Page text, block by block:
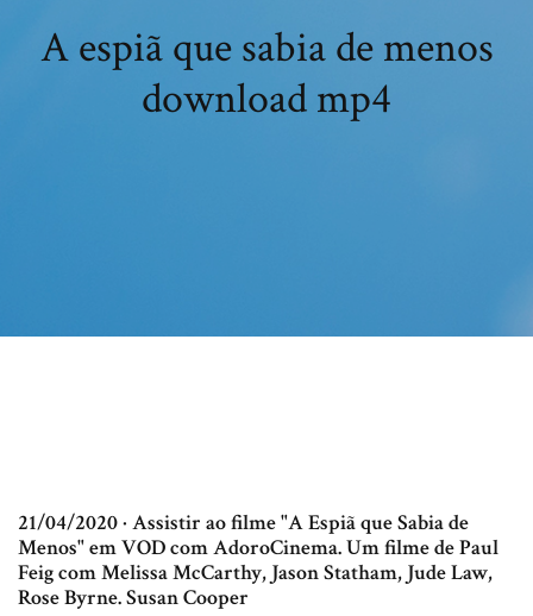
A espiã que sabia de menos
download mp4
21/04/2020 · Assistir ao filme "A Espiã que Sabia de
Menos" em VOD com AdoroCinema. Um filme de Paul
Feig com Melissa McCarthy, Jason Statham, Jude Law,
Rose Byrne. Susan Cooper